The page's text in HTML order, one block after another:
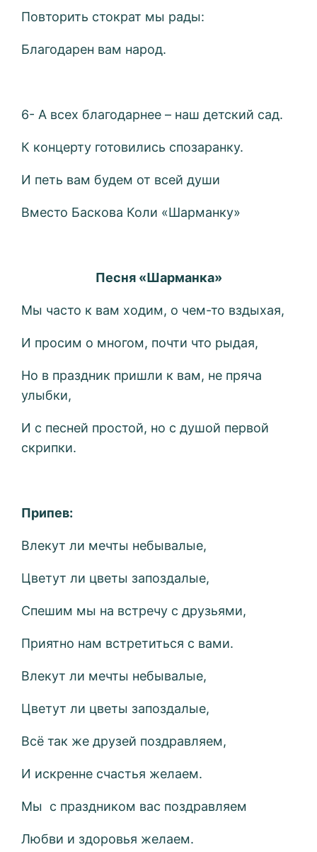
Повторить стократ мы рады:
Благодарен вам народ.
6- А всех благодарнее – наш детский сад.
К концерту готовились спозаранку.
И петь вам будем от всей души
Вместо Баскова Коли «Шарманку»
Песня «Шарманка»
Мы часто к вам ходим, о чем-то вздыхая,
И просим о многом, почти что рыдая,
Но в праздник пришли к вам, не пряча
улыбки,
И с песней простой, но с душой первой
скрипки.
Припев:
Влекут ли мечты небывалые,
Цветут ли цветы запоздалые,
Спешим мы на встречу с друзьями,
Приятно нам встретиться с вами.
Влекут ли мечты небывалые,
Цветут ли цветы запоздалые,
Всё так же друзей поздравляем,
И искренне счастья желаем.
Мы с праздником вас поздравляем
Любви и здоровья желаем.